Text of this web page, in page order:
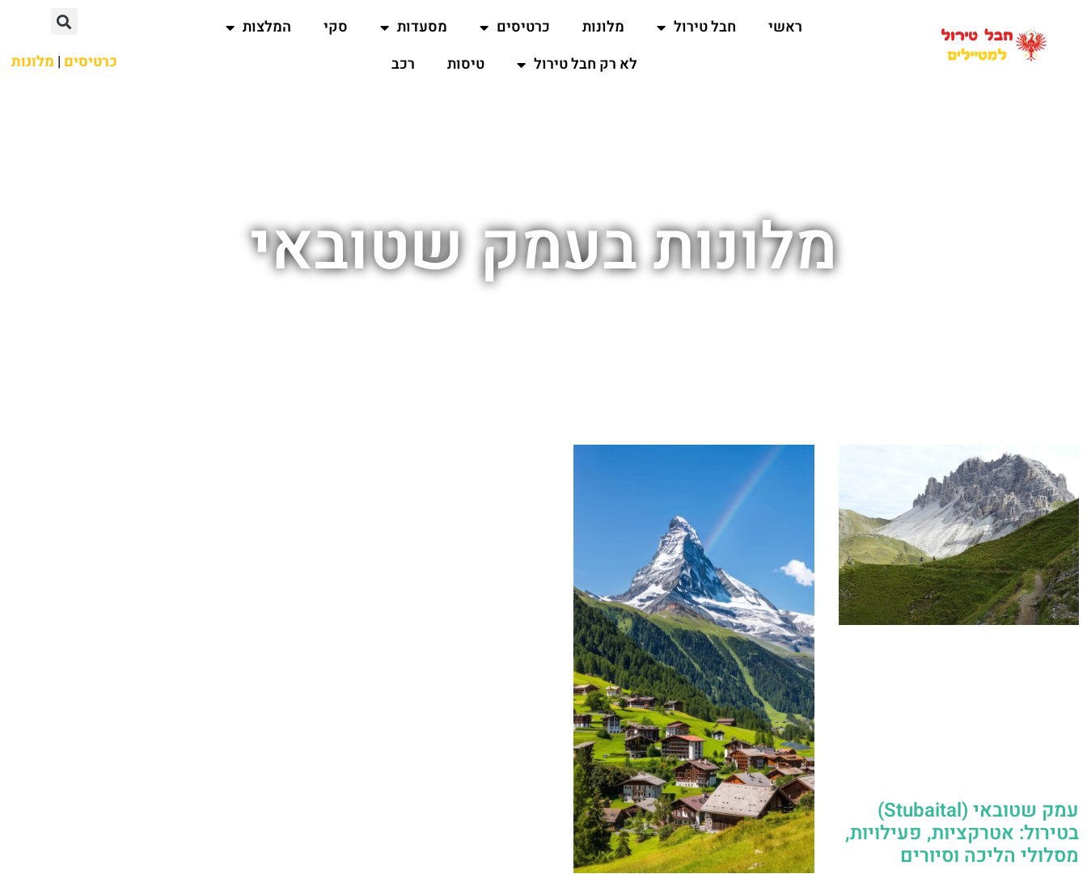
ראשי חבל טירול מלונות כרטיסים מסעדות סקי
המלצות
לא רק חבל טירול
טיסות רכב כרטיסים | מלונות
מלונות בעמק שטובאי
עמק שטובאי (Stubaital‏)
בטירול: אטרקציות, פעילויות,
מסלולי הליכה וסיורים